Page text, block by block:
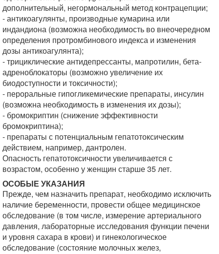
дополнительный, негормональный метод контрацепции;
- антикоагулянты, производные кумарина или
индандиона (возможна необходимость во внеочередном
определения протромбинового индекса и изменения
дозы антикоагулянта);
- трициклические антидепрессанты, мапротилин, бета-
адреноблокаторы (возможно увеличение их
биодоступности и токсичности);
- пероральные гипогликемические препараты, инсулин
(возможна необходимость в изменения их дозы);
- бромокриптин (снижение эффективности
бромокриптина);
- препараты с потенциальным гепатотоксическим
действием, например, дантролен.
Опасность гепатотоксичности увеличивается с
возрастом, особенно у женщин старше 35 лет.
ОСОБЫЕ УКАЗАНИЯ
Прежде, чем назначить препарат, необходимо исключить
наличие беременности, провести общее медицинское
обследование (в том числе, измерение артериального
давления, лабораторные исследования функции печени
и уровня сахара в крови) и гинекологическое
обследование (состояние молочных желез,